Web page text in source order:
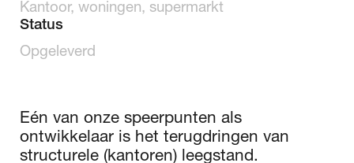
Kantoor, woningen, supermarkt
Status
Opgeleverd
Eén van onze speerpunten als
ontwikkelaar is het terugdringen van
structurele (kantoren) leegstand.